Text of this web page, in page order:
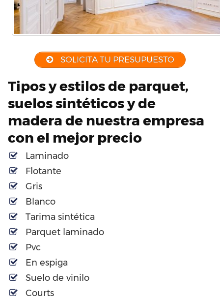
SOLICITA TU PRESUPUESTO
Tipos y estilos de parquet,
suelos sintéticos y de
madera de nuestra empresa
con el mejor precio
Laminado
Flotante
Gris
Blanco
Tarima sintética
Parquet laminado
Pvc
En espiga
Suelo de vinilo
Courts